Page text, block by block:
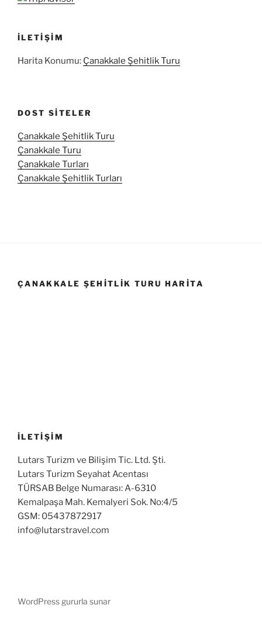
İLETIŞIM
Harita Konumu: Çanakkale Şehitlik Turu
DOST SITELER
Çanakkale Şehitlik Turu
Çanakkale Turu
Çanakkale Turları
Çanakkale Şehitlik Turları
ÇANAKKALE ŞEHITLIK TURU HARITA
İLETİŞİM
Lutars Turizm ve Bilişim Tic. Ltd. Şti.
Lutars Turizm Seyahat Acentası
TÜRSAB Belge Numarası: A-6310
Kemalpaşa Mah. Kemalyeri Sok. No:4/5
GSM: 05437872917
info@lutarstravel.com
WordPress gururla sunar